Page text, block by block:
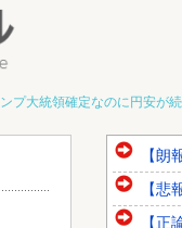
プ大統領確定なのに円安が
【
【
【